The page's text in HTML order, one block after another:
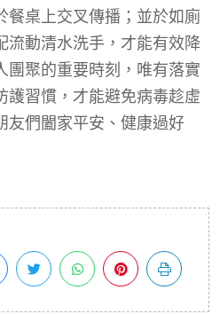
餐桌上交叉傳播；並於如廁
流動清水洗手，才能有效降
團聚的重要時刻，唯有落實
護習慣，才能避免病毒趁虛
友們闔家平安、健康過好